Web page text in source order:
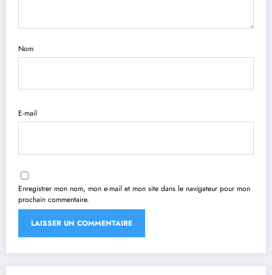
Nom
E-mail
Enregistrer mon nom, mon e-mail et mon site dans le navigateur pour mon
prochain commentaire.